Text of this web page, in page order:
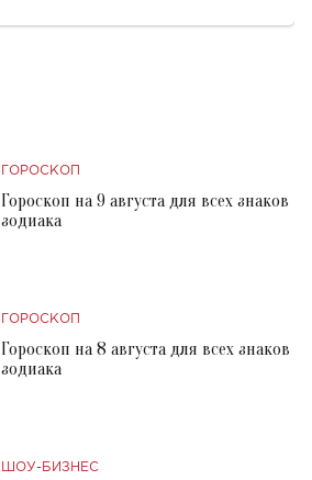
ГОРОСКОП
Гороскоп на 9 августа для всех знаков
зодиака
ГОРОСКОП
Гороскоп на 8 августа для всех знаков
зодиака
ШОУ-БИЗНЕС